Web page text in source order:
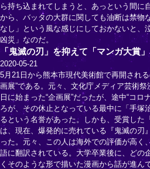
ら持ち込まれてしまうと、あっという間に
から、バッタの大群に関しても油断は禁物
なし」という風な感じにしておかないと、
凶災」なのだ。
「鬼滅の刃」を抑えて「マンガ大賞
2020-05-21
5月21日から熊本市現代美術館で再開され
画展”である。元々、文化庁メディア芸術
日に始まった“企画展”だったが、途中“コロ
ろが、その休止となっている最中に「手塚
るという名誉があった。しかも、受賞した
は、現在、爆発的に売れている『鬼滅の刃
った。元々、この人は海外での評価が高く
語に翻訳されている。大学卒業後に、どの
くそのような形で描いた漫画から話が進ん